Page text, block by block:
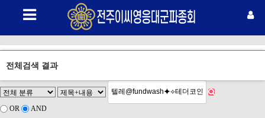
전체검색 결과
OR AND